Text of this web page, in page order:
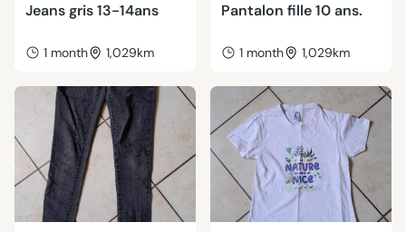
Jeans gris 13-14ans
1 month 1,029km
Pantalon fille 10 ans.
1 month 1,029km